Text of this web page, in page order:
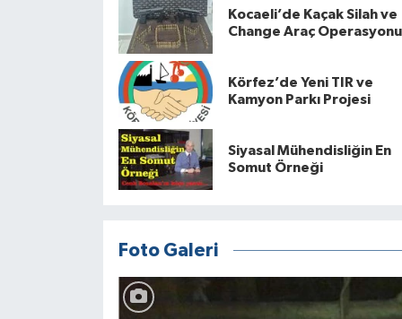
Kocaeli’de Kaçak Silah ve
Change Araç Operasyonu
Körfez’de Yeni TIR ve
Kamyon Parkı Projesi
Siyasal Mühendisliğin En
Somut Örneği
Foto Galeri